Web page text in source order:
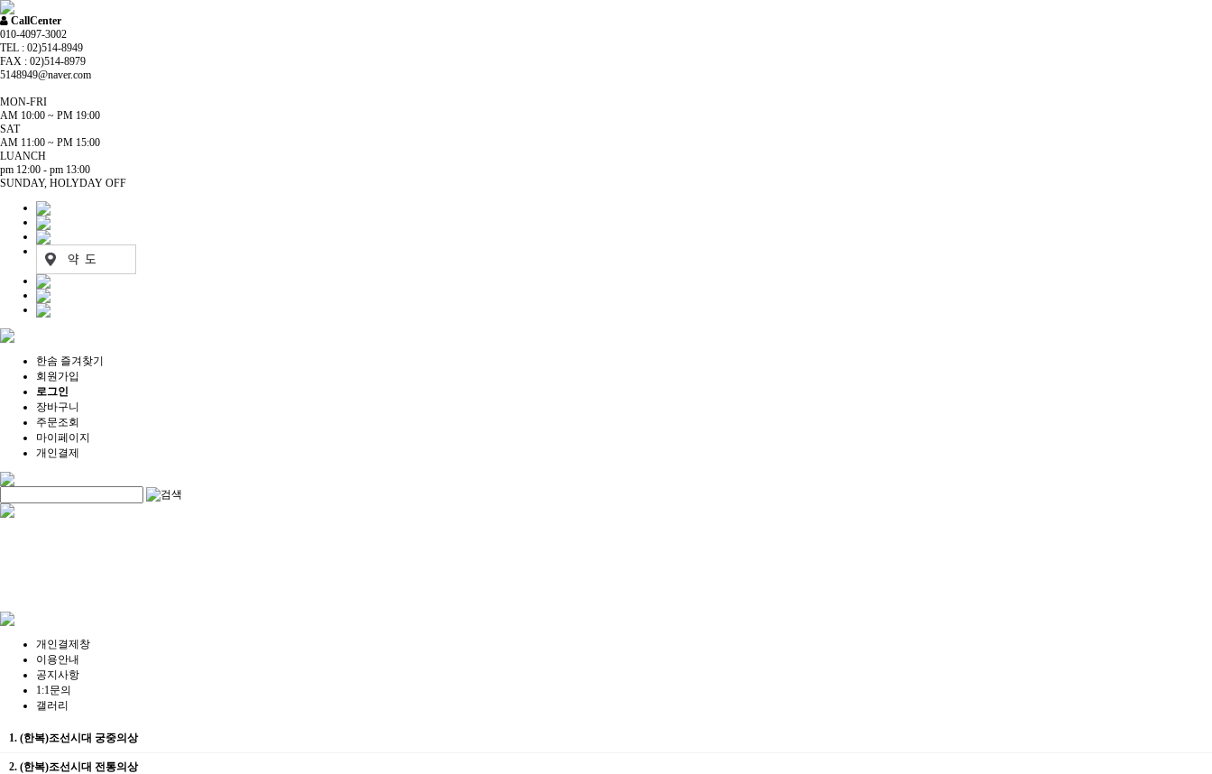
CallCenter
010-4097-3002
TEL : 02)514-8949
FAX : 02)514-8979
5148949@naver.com
MON-FRI
AM 10:00 ~ PM 19:00
SAT
AM 11:00 ~ PM 15:00
LUANCH
pm 12:00 - pm 13:00
SUNDAY, HOLYDAY OFF
한솜 즐겨찾기
회원가입
로그인
장바구니
주문조회
마이페이지
개인결제
개인결제창
이용안내
공지사항
1:1문의
갤러리
1. (한복)조선시대 궁중의상
2. (한복)조선시대 전통의상